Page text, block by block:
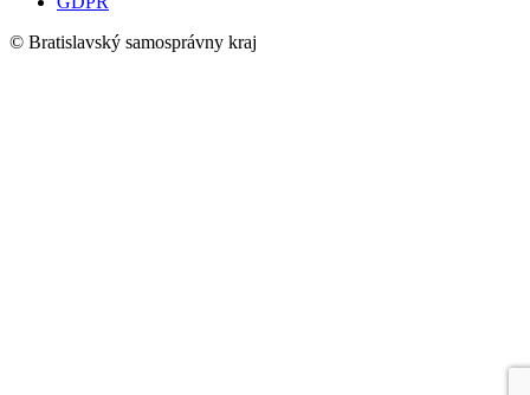
© Bratislavský samosprávny kraj